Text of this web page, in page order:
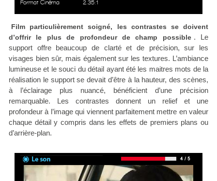
Format Cinéma
2.35:1
Film particulièrement soigné, les contrastes se doivent
d’offrir le plus de profondeur de champ possible . Le
support offre beaucoup de clarté et de précision, sur les
visages bien sûr, mais également sur les textures. L’ambiance
lumineuse et le souci du détail ayant été les maitres mots de la
réalisation le support se devait d’être à la hauteur, des scènes,
à l’éclairage plus nuancé, bénéficient d’une précision
remarquable. Les contrastes donnent un relief et une
profondeur à l’image qui viennent parfaitement mettre en valeur
chaque détail y compris dans les effets de premiers plans ou
d’arrière-plan.